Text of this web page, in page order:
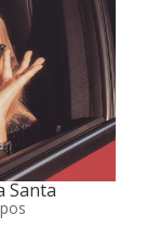
Santa